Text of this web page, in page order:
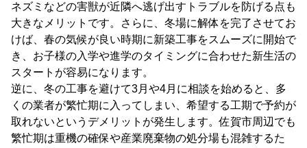
ネズミなどの害獣が近隣へ逃げ出すトラブルを防げる点も
大きなメリットです。さらに、冬場に解体を完了させてお
けば、春の気候が良い時期に新築工事をスムーズに開始で
き、お子様の入学や進学のタイミングに合わせた新生活の
スタートが容易になります。
逆に、冬の工事を避けて3月や4月に相談を始めると、多
くの業者が繁忙期に入ってしまい、希望する工期で予約が
取れないというデメリットが発生します。佐賀市周辺でも
繁忙期は重機の確保や産業廃棄物の処分場も混雑するた